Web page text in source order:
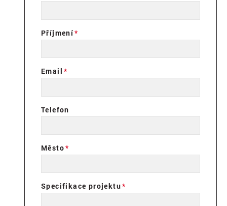
Příjmení
Email
Telefon
Město
Specifikace projektu